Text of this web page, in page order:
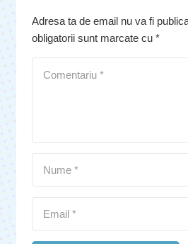
Adresa ta de email nu va fi
obligatorii sunt marcate cu *